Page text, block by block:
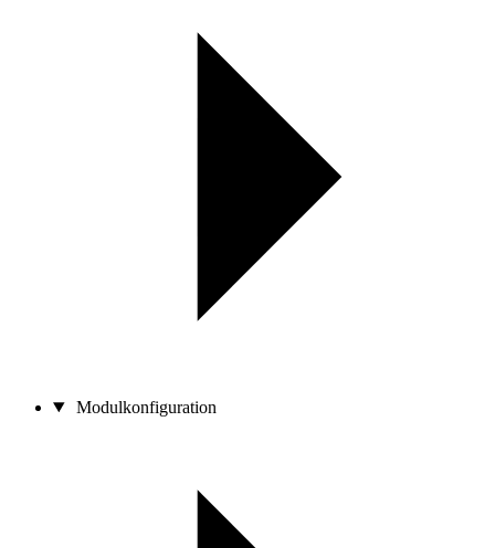
Modulkonfiguration